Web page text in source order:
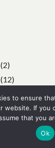
(2)
(12)
nuisibles
(3)
to ensure
website. If you
that you
Ok